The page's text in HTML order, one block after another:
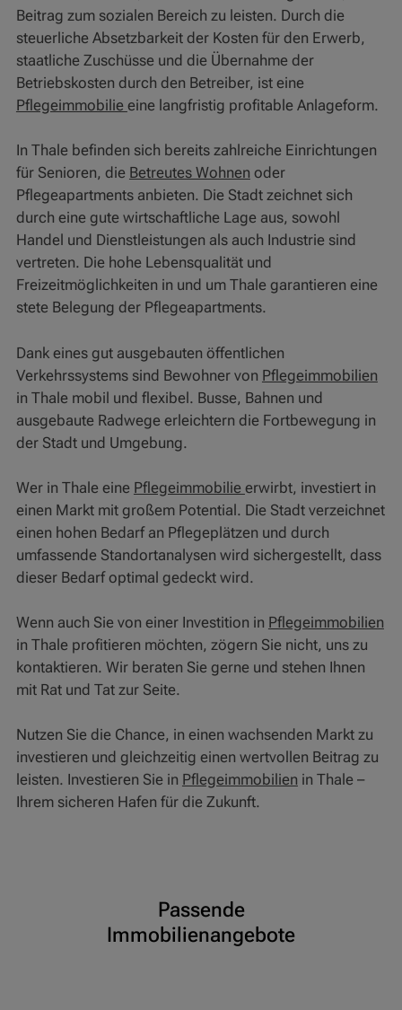
Beitrag zum sozialen Bereich zu leisten. Durch die
steuerliche Absetzbarkeit der Kosten für den Erwerb,
staatliche Zuschüsse und die Übernahme der
Betriebskosten durch den Betreiber, ist eine
Pflegeimmobilie eine langfristig profitable Anlageform.
In Thale befinden sich bereits zahlreiche Einrichtungen
für Senioren, die Betreutes Wohnen oder
Pflegeapartments anbieten. Die Stadt zeichnet sich
durch eine gute wirtschaftliche Lage aus, sowohl
Handel und Dienstleistungen als auch Industrie sind
vertreten. Die hohe Lebensqualität und
Freizeitmöglichkeiten in und um Thale garantieren eine
stete Belegung der Pflegeapartments.
Dank eines gut ausgebauten öffentlichen
Verkehrssystems sind Bewohner von Pflegeimmobilien
in Thale mobil und flexibel. Busse, Bahnen und
ausgebaute Radwege erleichtern die Fortbewegung in
der Stadt und Umgebung.
Wer in Thale eine Pflegeimmobilie erwirbt, investiert in
einen Markt mit großem Potential. Die Stadt verzeichnet
einen hohen Bedarf an Pflegeplätzen und durch
umfassende Standortanalysen wird sichergestellt, dass
dieser Bedarf optimal gedeckt wird.
Wenn auch Sie von einer Investition in Pflegeimmobilien
in Thale profitieren möchten, zögern Sie nicht, uns zu
kontaktieren. Wir beraten Sie gerne und stehen Ihnen
mit Rat und Tat zur Seite.
Nutzen Sie die Chance, in einen wachsenden Markt zu
investieren und gleichzeitig einen wertvollen Beitrag zu
leisten. Investieren Sie in Pflegeimmobilien in Thale –
Ihrem sicheren Hafen für die Zukunft.
Passende
Immobilienangebote